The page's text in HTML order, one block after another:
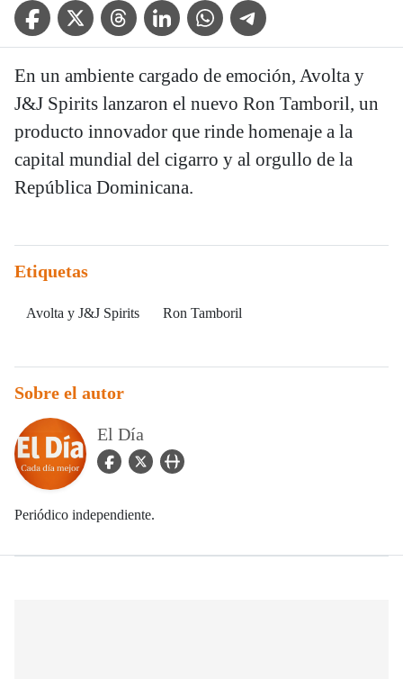
Facebook IconTwitter IconThreads IconLinkedin IconWhatsApp IconTelegram Icon
En un ambiente cargado de emoción, Avolta y
J&J Spirits lanzaron el nuevo Ron Tamboril, un
producto innovador que rinde homenaje a la
capital mundial del cigarro y al orgullo de la
República Dominicana.
Etiquetas
Avolta y J&J Spirits Ron Tamboril
Sobre el autor
El Día
facebook Icon
twitter Iconuser_url Icon
Periódico independiente.